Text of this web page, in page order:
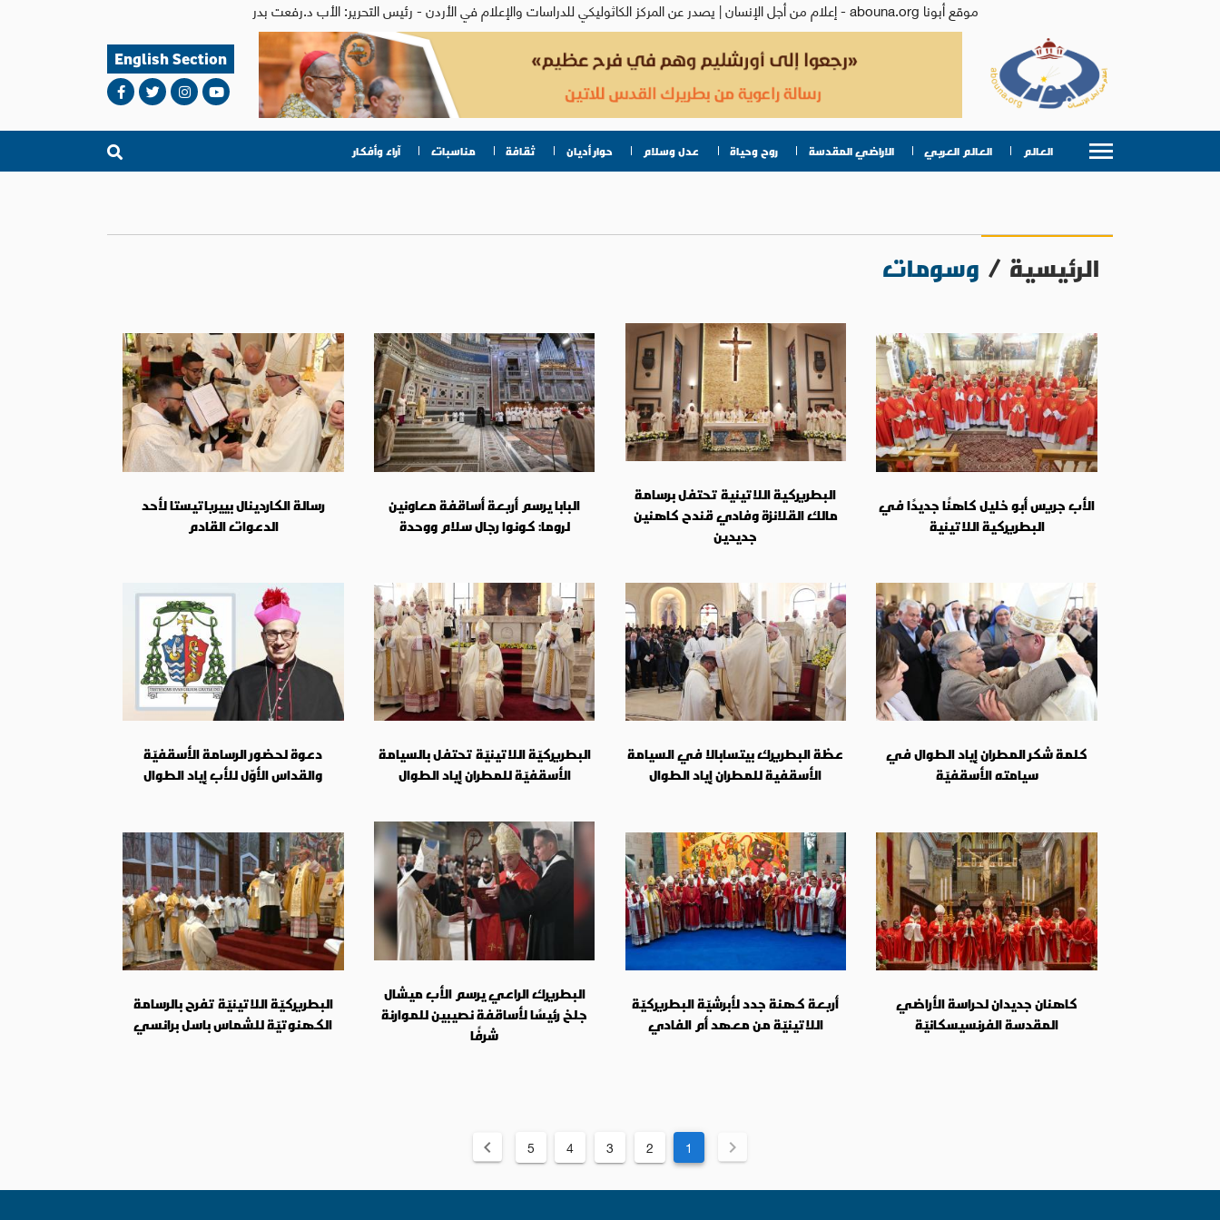
موقع أبونا abouna.org - إعلام من أجل الإنسان | يصدر عن المركز الكاثوليكي للدراسات والإعلام في الأردن - رئيس التحرير: الأب د.رفعت بدر
English Section
العالم العالم العربي الاراضي المقدسة روح وحياة عدل وسلام حوار أديان ثقافة مناسبات آراء وأفكار
الرئيسية / وسومات
الأب جريس أبو خليل كاهنًا جديدًا في
البطريركية اللاتينية
البطريركية اللاتينية تحتفل برسامة
مالك القلانزة وفادي قندح كاهنين
جديدين
البابا يرسم أربعة أساقفة معاونين
لروما: كونوا رجال سلام ووحدة
رسالة الكاردينال بييرباتيستا لأحد
الدعوات القادم
كلمة شكر المطران إياد الطوال في
سيامته الأسقفيّة
عظة البطريرك بيتسابالا في السيامة
الأسقفية للمطران إياد الطوال
البطريركيّة اللاتينيّة تحتفل بالسيامة
الأسقفيّة للمطران إياد الطوال
دعوة لحضور الرسامة الأسقفيّة
والقداس الأوّل للأب إياد الطوال
كاهنان جديدان لحراسة الأراضي
المقدسة الفرنسيسكانيّة
أربعة كهنة جدد لأبرشيّة البطريركيّة
اللاتينيّة من معهد أم الفادي
البطريرك الراعي يرسم الأب ميشال
جلخ رئيسًا لأساقفة نصيبين للموارنة
شرفًا
البطريركيّة اللاتينيّة تفرح بالرسامة
الكهنوتيّة للشماس باسل برانسي
1
2
3
4
5